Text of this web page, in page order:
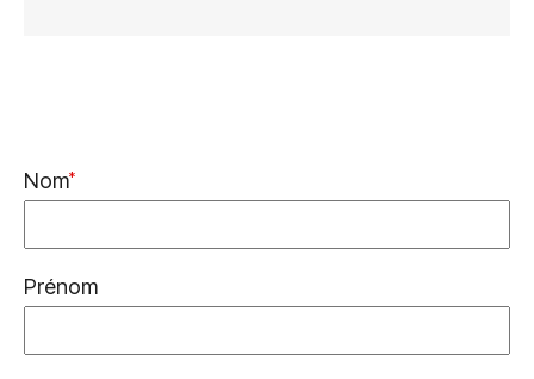
Nom
Prénom